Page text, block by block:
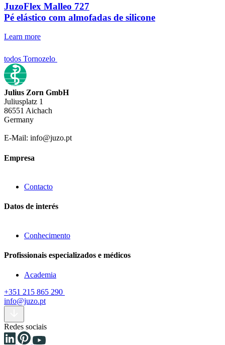
JuzoFlex Malleo 727
Pé elástico com almofadas de silicone
Learn more
todos Tornozelo
Julius Zorn GmbH
Juliusplatz 1
86551 Aichach
Germany
E-Mail: info@juzo.pt
Empresa
Contacto
Datos de interés
Conhecimento
Profissionais especializados e médicos
Academia
+351 215 865 290
info@juzo.pt
Redes sociais